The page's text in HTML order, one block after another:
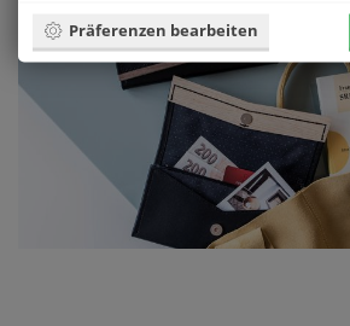
Präferenzen bearbeiten